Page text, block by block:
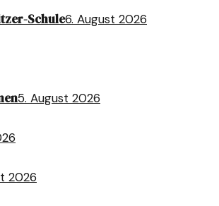
Schule6. August 2026
5. August 2026
2026